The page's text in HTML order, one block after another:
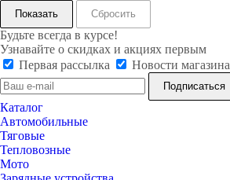
Сбросить
Будьте всегда в курсе!
Узнавайте о скидках и акциях первым
Первая рассылка
Новости магазина
Каталог
Автомобильные
Тяговые
Тепловозные
Мото